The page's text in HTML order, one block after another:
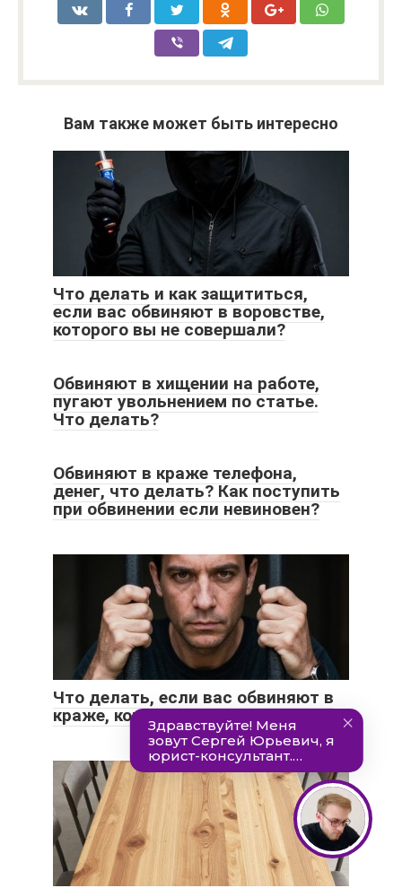
Вам также может быть интересно
Что делать и как защититься,
если вас обвиняют в воровстве,
которого вы не совершали?
Обвиняют в хищении на работе,
пугают увольнением по статье.
Что делать?
Обвиняют в краже телефона,
денег, что делать? Как поступить
при обвинении если невиновен?
Что делать, если вас обвиняют в
краже, которую не совершали?